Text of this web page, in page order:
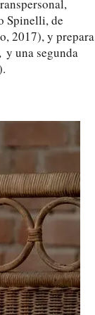
Spinelli, de
2017), y prepara
y una segunda